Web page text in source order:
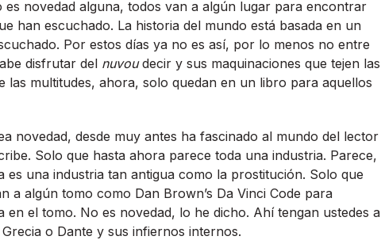
es novedad alguna, todos van a algún lugar para encontrar
han escuchado. La historia del mundo está basada en un
Por estos dí­as ya no es así­, por lo menos no entre
disfrutar del nuvoudecir y sus maquinaciones que tejen las
las multitudes, ahora, solo quedan en un libro para aquellos
novedad, desde muy antes ha fascinado al mundo del lector
Solo que hasta ahora parece toda una industria. Parece,
es una industria tan antigua como la prostitución. Solo que
a algún tomo como Dan Brown’s Da Vinci Code para
el tomo. No es novedad, lo he dicho. Ahí­ tengan ustedes a
o Dante y sus infiernos internos.